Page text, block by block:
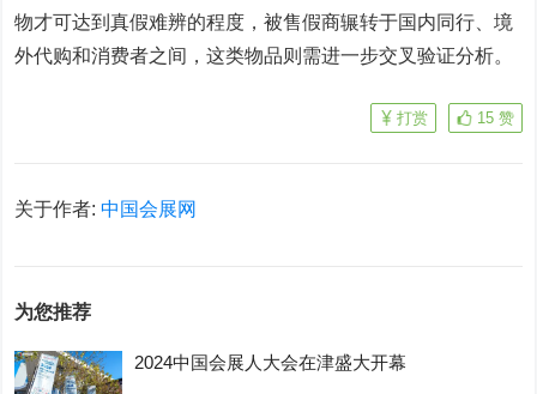
物才可达到真假难辨的程度，被售假商辗转于国内同行、境
外代购和消费者之间，这类物品则需进一步交叉验证分析。
15 赞
打赏
关于作者:中国会展网
为您推荐
2024中国会展人大会在津盛大开幕